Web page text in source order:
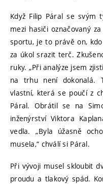
Když Filip Páral se svým
mezi hasiči označovaný
sportu, je to právě on,
za úkol srazit terč.
ruky. „Při analýze jsem
na trhu není dokonalá.
vlastní, která se poučí z
Páral. Obrátil se na
inženýrství Viktora
vedla. „Byla úžasně
musela,“ chválí si Páral.
Při vývoji musel skloubit
proudu a tlakový spád.